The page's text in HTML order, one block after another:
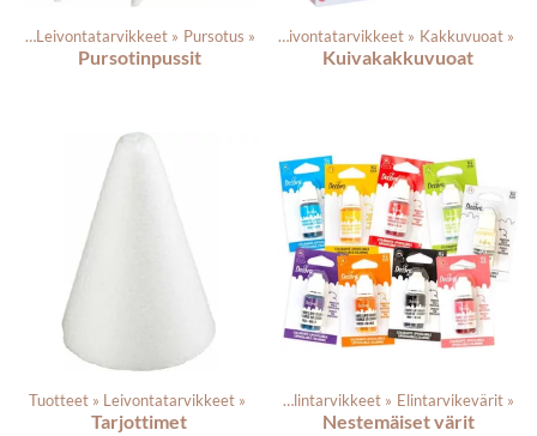
‪» Leivontatarvikkeet ‪» Pursotus ‪»
Pursotinpussit
Tuotteet Leivontatarvikkeet ‪» Kakkuvuoat ‪»
Kuivakakkuvuoat
Tuotteet ‪» Leivontatarvikkeet ‪»
Tarjottimet
Tuotteet Elintarvikkeet ‪» Elintarvikevärit ‪»
Nestemäiset värit